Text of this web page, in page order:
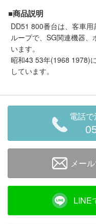
メルマガ登録
ご注文方法
ヘルプページ
お気に入りリスト
■商品説明
DD51 800番台は、客車
ループで、SG関連機器
います。
昭和43 53年(1968 1978)
しています。
電話
メー
LINE